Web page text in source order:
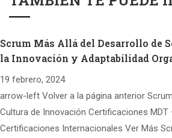
Scrum Más Allá del Desarrollo de
la Innovación y Adaptabilidad
19 febrero, 2024
arrow-left Volver a la página anterior
Cultura de Innovación Certificaciones MDT
Certificaciones Internacionales Ver Más